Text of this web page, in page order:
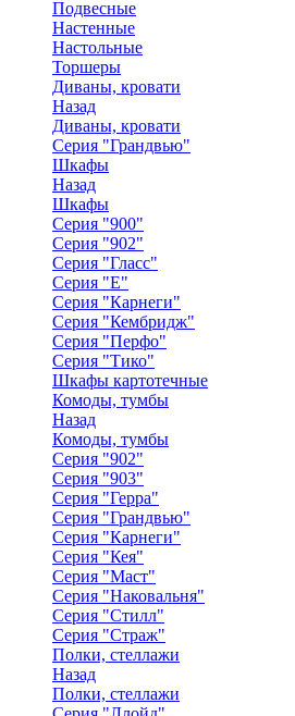
Подвесные
Настенные
Настольные
Торшеры
Диваны, кровати
Назад
Диваны, кровати
Серия "Грандвью"
Шкафы
Назад
Шкафы
Серия "900"
Серия "902"
Серия "Гласс"
Серия "Е"
Серия "Карнеги"
Серия "Кембридж"
Серия "Перфо"
Серия "Тико"
Шкафы картотечные
Комоды, тумбы
Назад
Комоды, тумбы
Серия "902"
Серия "903"
Серия "Герра"
Серия "Грандвью"
Серия "Карнеги"
Серия "Кея"
Серия "Маст"
Серия "Наковальня"
Серия "Стилл"
Серия "Страж"
Полки, стеллажи
Назад
Полки, стеллажи